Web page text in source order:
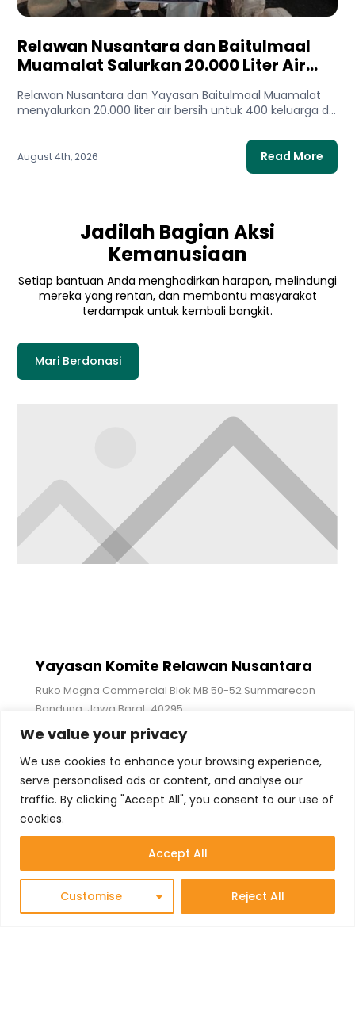
We value your privacy
We use cookies to enhance your browsing experience,
serve personalised ads or content, and analyse our
traffic. By clicking "Accept All", you consent to our use of
cookies.
Customise Reject All
Accept All
Relawan Nusantara dan Baitulmaal
Muamalat Salurkan 20.000 Liter Air
Relawan Nusantara dan Yayasan Baitulmaal Muamalat
menyalurkan 20.000 liter air bersih untuk 400 keluarga di
August 4th, 2026 Read More
Jadilah Bagian Aksi
Kemanusiaan
Setiap bantuan Anda menghadirkan harapan, melindungi
mereka yang rentan, dan membantu masyarakat
terdampak untuk kembali bangkit.
Mari Berdonasi
Yayasan Komite Relawan Nusantara
Ruko Magna Commercial Blok MB 50-52 Summarecon
Bandung, Jawa Barat, 40295
admin@relawannusantara.org